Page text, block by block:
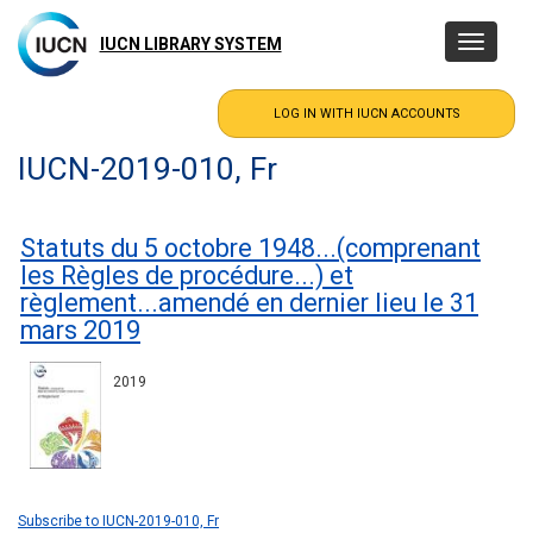
main
content
IUCN LIBRARY SYSTEM
Toggle
IUCN-2019-010, Fr
Statuts du 5 octobre 1948...(comprenant
les Règles de procédure...) et
règlement...amendé en dernier lieu le 31
mars 2019
2019
Subscribe to IUCN-2019-010, Fr